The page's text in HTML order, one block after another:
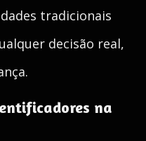
tradicionais
decisão real,
na